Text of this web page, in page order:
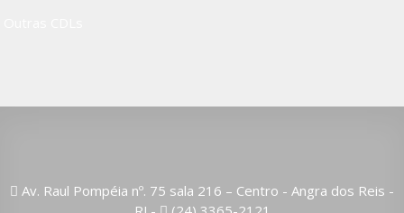
Av. Raul Pompéia nº. 75 sala 216 – Centro - Angra dos Reis -